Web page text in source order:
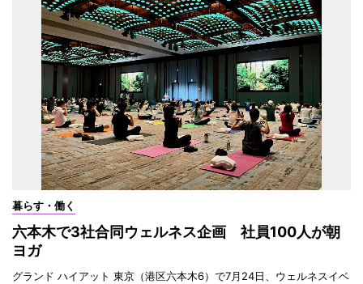
暮らす・働く
六本木で3社合同ウェルネス企画 社員100人が朝
ヨガ
グランド ハイアット 東京（港区六本木6）で7月24日、ウェルネスイベ